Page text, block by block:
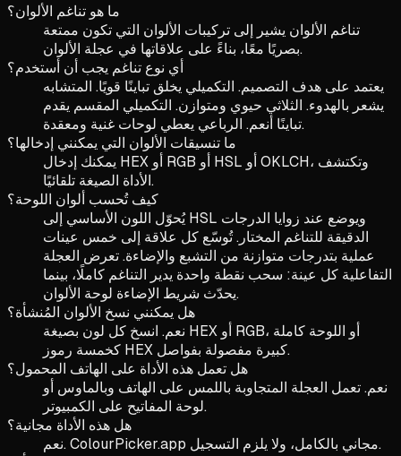
ما هو تناغم الألوان؟
تناغم الألوان يشير إلى تركيبات الألوان التي تكون ممتعة
بصريًا معًا، بناءً على علاقاتها في عجلة الألوان.
أي نوع تناغم يجب أن أستخدم؟
يعتمد على هدف التصميم. التكميلي يخلق تباينًا قويًا. المتشابه
يشعر بالهدوء. الثلاثي حيوي ومتوازن. التكميلي المقسم يقدم
تباينًا أنعم. الرباعي يعطي لوحات غنية ومعقدة.
ما تنسيقات الألوان التي يمكنني إدخالها؟
يمكنك إدخال HEX أو RGB أو HSL أو OKLCH، وتكتشف
الأداة الصيغة تلقائيًا.
كيف تُحسب ألوان اللوحة؟
يُحوّل اللون الأساسي إلى HSL ويوضع عند زوايا الدرجات
الدقيقة للتناغم المختار. تُوسّع كل علاقة إلى خمس عينات
عملية بتدرجات متوازنة من التشبع والإضاءة. تعرض العجلة
التفاعلية كل عينة: سحب نقطة واحدة يدير التناغم كاملًا، بينما
يحدّث شريط الإضاءة لوحة الألوان.
هل يمكنني نسخ الألوان المُنشأة؟
نعم. انسخ كل لون بصيغة HEX أو RGB، أو اللوحة كاملة
كخمسة رموز HEX كبيرة مفصولة بفواصل.
هل تعمل هذه الأداة على الهاتف المحمول؟
نعم. تعمل العجلة المتجاوبة باللمس على الهاتف وبالماوس أو
لوحة المفاتيح على الكمبيوتر.
هل هذه الأداة مجانية؟
نعم. ColourPicker.app مجاني بالكامل، ولا يلزم التسجيل.